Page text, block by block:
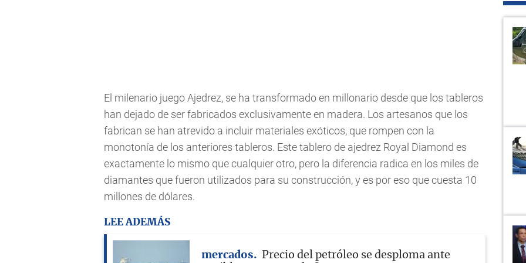
El milenario juego Ajedrez, se ha transformado en millonario desde que los tableros
han dejado de ser fabricados exclusivamente en madera. Los artesanos que los
fabrican se han atrevido a incluir materiales exóticos, que rompen con la
monotonía de los anteriores tableros. Este tablero de ajedrez Royal Diamond es
exactamente lo mismo que cualquier otro, pero la diferencia radica en los miles de
diamantes que fueron utilizados para su construcción, y es por eso que cuesta 10
millones de dólares.
LEE ADEMÁS
mercados
Precio del petróleo se desploma ante